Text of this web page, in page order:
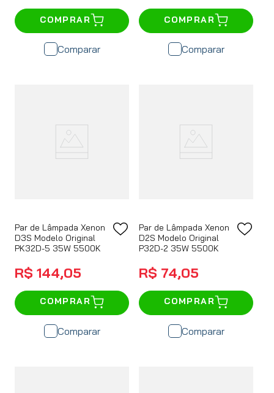
COMPRAR
Comparar
COMPRAR
Comparar
Par de Lâmpada Xenon
D3S Modelo Original
PK32D-5 35W 5500K
R$ 144,05
COMPRAR
Comparar
Par de Lâmpada Xenon
D2S Modelo Original
P32D-2 35W 5500K
R$ 74,05
COMPRAR
Comparar